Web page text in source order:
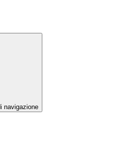
navigazione